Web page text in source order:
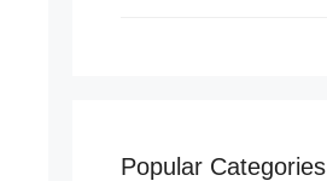
Popular Categories